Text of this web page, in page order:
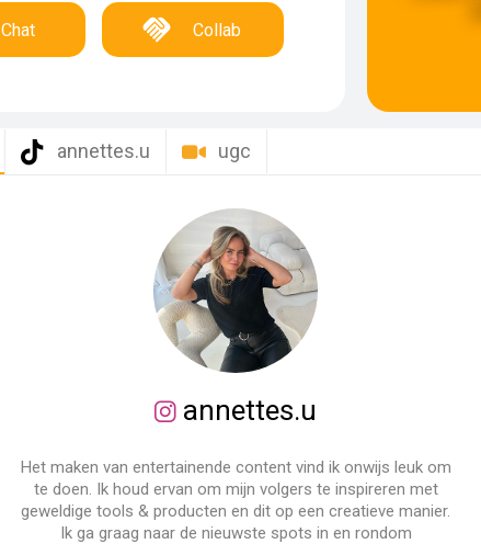
Chat Collab
annettes.u ugc
annettes.u
Het maken van entertainende content vind ik onwijs leuk om
te doen. Ik houd ervan om mijn volgers te inspireren met
geweldige tools & producten en dit op een creatieve manier.
Ik ga graag naar de nieuwste spots in en rondom